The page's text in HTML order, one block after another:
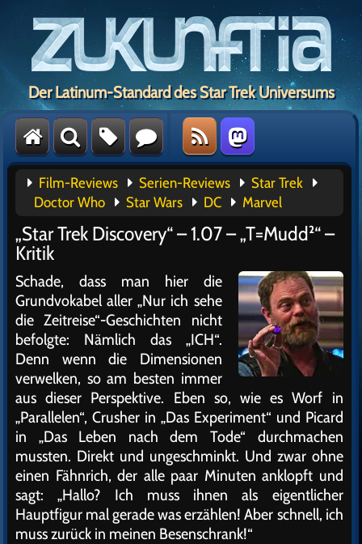
Der Latinum-Standard des Star Trek Universums
Film-Reviews Serien-Reviews
Star Trek
Doctor Who
Star Wars DC Marvel
„Star Trek Discovery“ – 1.07 – „T=Mudd²“ –
Kritik
Schade, dass man hier die
Grundvokabel aller „Nur ich sehe
die Zeitreise“-Geschichten nicht
befolgte: Nämlich das „ICH“.
Denn wenn die Dimensionen
verwelken, so am besten immer
aus dieser Perspektive. Eben so, wie es Worf in
„Parallelen“, Crusher in „Das Experiment“ und Picard
in „Das Leben nach dem Tode“ durchmachen
mussten. Direkt und ungeschminkt. Und zwar ohne
einen Fähnrich, der alle paar Minuten anklopft und
sagt: „Hallo? Ich muss ihnen als eigentlicher
Hauptfigur mal gerade was erzählen! Aber schnell, ich
muss zurück in meinen Besenschrank!“